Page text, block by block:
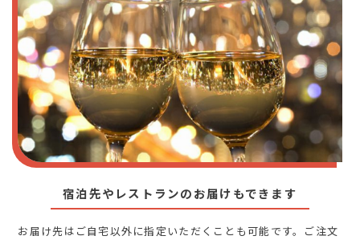
宿泊先やレストランのお届けもできます
お届け先はご自宅以外に指定いただくことも可能です。ご注文